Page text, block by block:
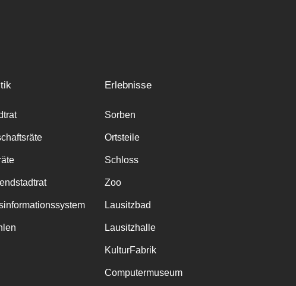
Erlebnisse
Sorben
Ortsteile
Schloss
Zoo
Lausitzbad
Lausitzhalle
KulturFabrik
Computermuseum